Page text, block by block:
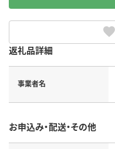
返礼品詳細
事業者名
お申込み・配送・その他